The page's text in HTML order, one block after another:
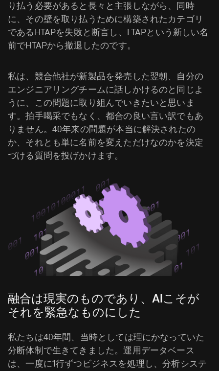
り払う必要があると長々と主張しながら、同時
に、その壁を取り払うために構築されたカテゴリ
であるHTAPを失敗と断言し、LTAPという新しい名
前でHTAPから撤退したのです。
私は、競合他社が新製品を発売した翌朝、自分の
エンジニアリングチームに話しかけるのと同じよ
うに、この問題に取り組んでいきたいと思いま
す。拍手喝采でもなく、都合の良い言い訳でもあ
りません。40年来の問題が本当に解決されたの
か、それとも単に名前を変えただけなのかを決定
づける質問を投げかけます。
融合は現実のものであり、AIこそが
それを緊急なものにした
私たちは40年間、当時としては理にかなっていた
分断体制で生きてきました。運用データベース
は、一度に1行ずつビジネスを処理し、分析システ